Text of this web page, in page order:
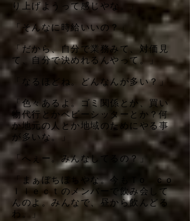
り上げようって感じやな。」
「そんなに時給いいの？」
「だから、自分で業務みて、対価見
て、自分で決めれるんやって。」
「なるほどね。どんなんが多い？」
「色々あるよ。ゴミ関係とか、買い
物代行とかベビーシッターとか？何
か地元の人とか地域のためにやる事
が多いな。」
「へぇー。みんなしてるの？」
「まぁぼちぼちやな。今もＴo ｃｏ
ｌｌｅｃｔのメンバーで飲み会して
んのよ。みんなで、昼から飲んどる
わ。」